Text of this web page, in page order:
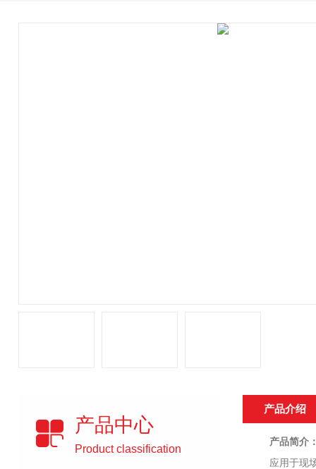
产品中心
Product classification
产品介绍
产品简介
应用于现场